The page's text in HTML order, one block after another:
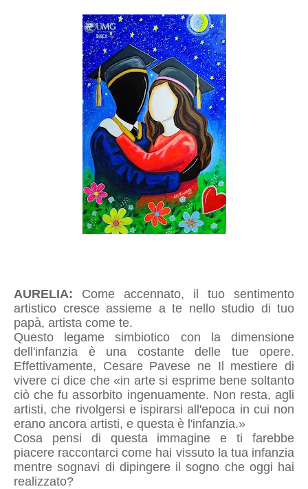
AURELIA: Come accennato, il tuo sentimento
artistico cresce assieme a te nello studio di tuo
papà, artista come te.
Questo legame simbiotico con la dimensione
dell'infanzia è una costante delle tue opere.
Effettivamente, Cesare Pavese ne Il mestiere di
vivere ci dice che «in arte si esprime bene soltanto
ciò che fu assorbito ingenuamente. Non resta, agli
artisti, che rivolgersi e ispirarsi all'epoca in cui non
erano ancora artisti, e questa è l'infanzia.»
Cosa pensi di questa immagine e ti farebbe
piacere raccontarci come hai vissuto la tua infanzia
mentre sognavi di dipingere il sogno che oggi hai
realizzato?